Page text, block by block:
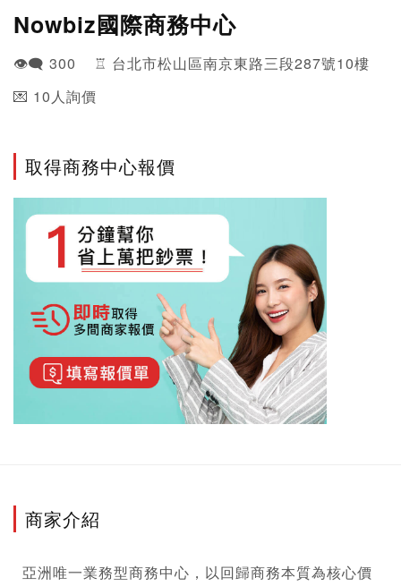
Nowbiz國際商務中心
👁️‍🗨️ 300 ♖ 台北市松山區南京東路三段287號10樓
💌 10人詢價
取得商務中心報價
商家介紹
亞洲唯一業務型商務中心 ，以回歸商務本質為核心價